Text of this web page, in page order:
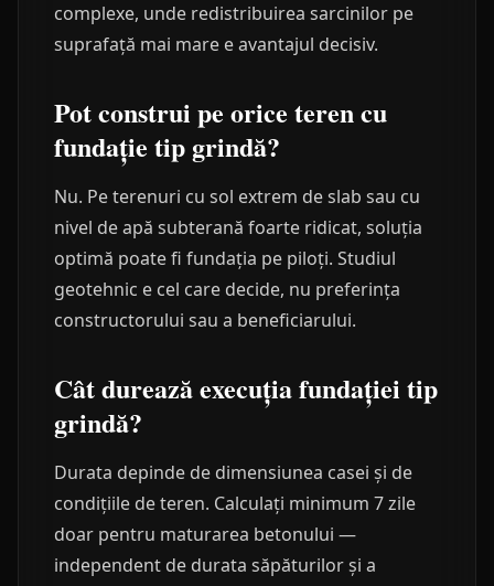
complexe, unde redistribuirea sarcinilor pe
suprafață mai mare e avantajul decisiv.
Pot construi pe orice teren cu
fundație tip grindă?
Nu. Pe terenuri cu sol extrem de slab sau cu
nivel de apă subterană foarte ridicat, soluția
optimă poate fi fundația pe piloți. Studiul
geotehnic e cel care decide, nu preferința
constructorului sau a beneficiarului.
Cât durează execuția fundației tip
grindă?
Durata depinde de dimensiunea casei și de
condițiile de teren. Calculați minimum 7 zile
doar pentru maturarea betonului —
independent de durata săpăturilor și a